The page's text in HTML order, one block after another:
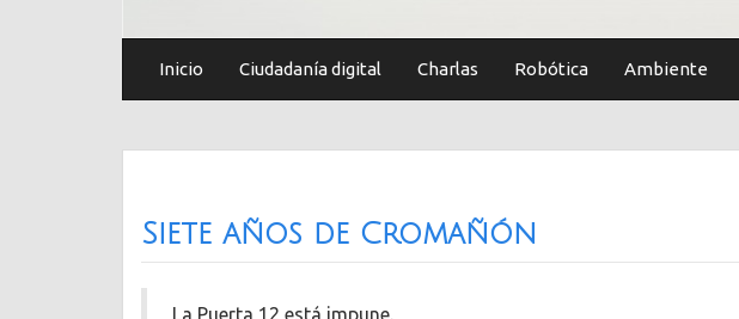
Inicio Ciudadanía digital Charlas Robótica Ambiente
Siete años de Cromañón
La Puerta 12 está impune.